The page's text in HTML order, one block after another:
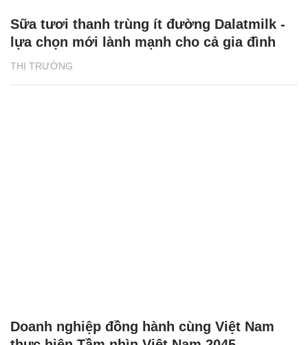
THỊ TRƯỜNG
Sữa tươi thanh trùng ít đường Dalatmilk -
lựa chọn mới lành mạnh cho cả gia đình
Doanh nghiệp đồng hành cùng Việt Nam